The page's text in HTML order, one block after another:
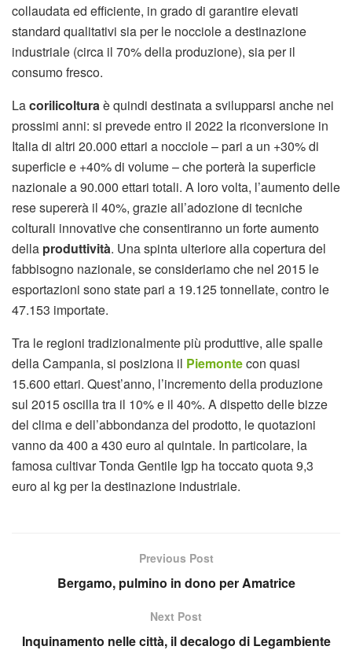
collaudata ed efficiente, in grado di garantire elevati
standard qualitativi sia per le nocciole a destinazione
industriale (circa il 70% della produzione), sia per il
consumo fresco.
Lacorilicolturaè quindi destinata a svilupparsi anche nei
prossimi anni: si prevede entro il 2022 la riconversione in
Italia di altri 20.000 ettari a nocciole – pari a un +30% di
superficie e +40% di volume – che porterà la superficie
nazionale a 90.000 ettari totali. A loro volta, l’aumento delle
rese supererà il 40%, grazie all’adozione di tecniche
colturali innovative che consentiranno un forte aumento
della produttività. Una spinta ulteriore alla copertura del
fabbisogno nazionale, se consideriamo che nel 2015 le
esportazioni sono state pari a 19.125 tonnellate, contro le
47.153 importate.
Tra le regioni tradizionalmente più produttive, alle spalle
della Campania, si posiziona il Piemontecon quasi
15.600 ettari. Quest’anno, l’incremento della produzione
sul 2015 oscilla tra il 10% e il 40%. A dispetto delle bizze
del clima e dell’abbondanza del prodotto, le quotazioni
vanno da 400 a 430 euro al quintale. In particolare, la
famosa cultivar Tonda Gentile Igp ha toccato quota 9,3
euro al kg per la destinazione industriale.
Previous Post
Bergamo, pulmino in dono per Amatrice
Next Post
Inquinamento nelle città, il decalogo di Legambiente